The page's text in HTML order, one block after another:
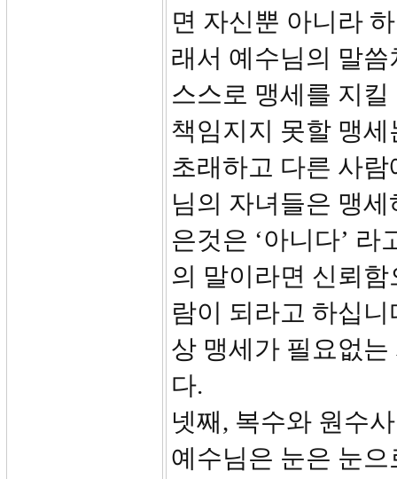
면 자신뿐 아니라
래서 예수님의 말
스스로 맹세를 지
책임지지 못할 맹
초래하고 다른 사
님의 자녀들은 맹세
은것은 ‘아니다’
의 말이라면 신뢰
람이 되라고 하십
상 맹세가 필요없
다.
넷째, 복수와 원수
예수님은 눈은 눈